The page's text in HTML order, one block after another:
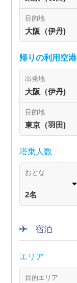
目的地
大阪（伊丹)
帰りの利用空港
出発地
大阪（伊丹)
目的地
東京（羽田)
塔乗人数
おとな
2名
宿泊
エリア
目的エリア